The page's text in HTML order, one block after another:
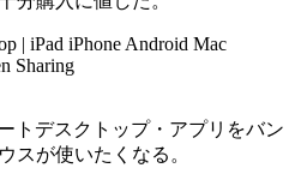
| iPad iPhone Android Mac
Sharing
トデスクトップ・アプリをバン
スが使いたくなる。